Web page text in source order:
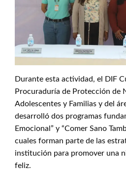
Durante esta actividad, el DIF
Procuraduría de Protección de
Adolescentes y Familias y del
desarrolló dos programas
Emocional” y “Comer Sano
cuales forman parte de las
institución para promover una
feliz.